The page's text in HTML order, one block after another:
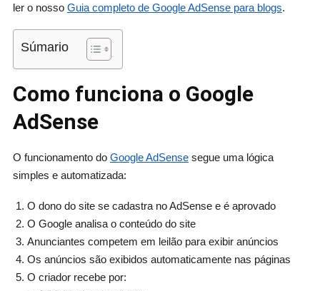
ler o nosso Guia completo de Google AdSense para blogs.
Súmario
Como funciona o Google
AdSense
O funcionamento do Google AdSensesegue uma lógica
simples e automatizada:
O dono do site se cadastra no AdSense e é aprovado
O Google analisa o conteúdo do site
Anunciantes competem em leilão para exibir anúncios
Os anúncios são exibidos automaticamente nas páginas
O criador recebe por: